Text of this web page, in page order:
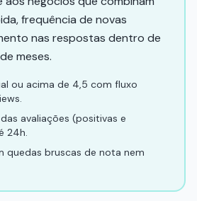
frequência de novas
nas respostas dentro de
meses.
ou acima de 4,5 com fluxo
avaliações (positivas e
24h.
quedas bruscas de nota nem